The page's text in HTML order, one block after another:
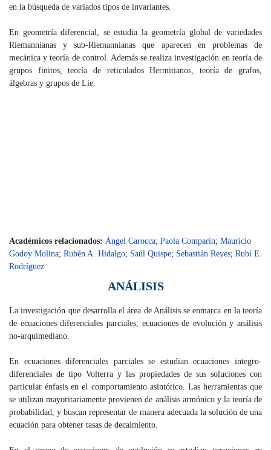
en la búsqueda de variados tipos de invariantes.
En geometría diferencial, se estudia la geometría global de variedades
Riemannianas y sub-Riemannianas que aparecen en problemas de
mecánica y teoría de control. Además se realiza investigación en teoría de
grupos finitos, teoría de reticulados Hermitianos, teoría de grafos,
álgebras y grupos de Lie.
Académicos relacionados: Ángel Carocca; Paola Comparin; Mauricio
Godoy Molina; Rubén A. Hidalgo; Saúl Quispe; Sebastián Reyes; Rubí E.
Rodríguez
ANÁLISIS
La investigación que desarrolla el área de Análisis se enmarca en la teoría
de ecuaciones diferenciales parciales, ecuaciones de evolución y análisis
no-arquimediano.
En ecuaciones diferenciales parciales se estudian ecuaciones integro-
diferenciales de tipo Volterra y las propiedades de sus soluciones con
particular énfasis en el comportamiento asintótico. Las herramientas que
se utilizan mayoritariamente provienen de análisis armónico y la teoría de
probabilidad, y buscan representar de manera adecuada la solución de una
ecuación para obtener tasas de decaimiento.